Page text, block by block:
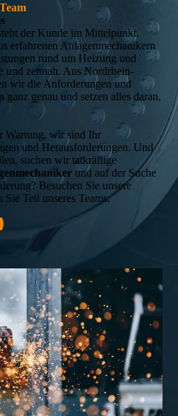
der Kunde im Mittelpunkt.
erfahrenen Anlagenmechanikern
rund um Heizung und
und zeitnah. Aus Nordrhein-
wir die Anforderungen und
ganz genau und setzen alles daran,
Wartung, wir sind Ihr
und Herausforderungen. Und
suchen wir tatkräftige
und auf der Suche
Besuchen Sie unsere
Sie Teil unseres Teams.